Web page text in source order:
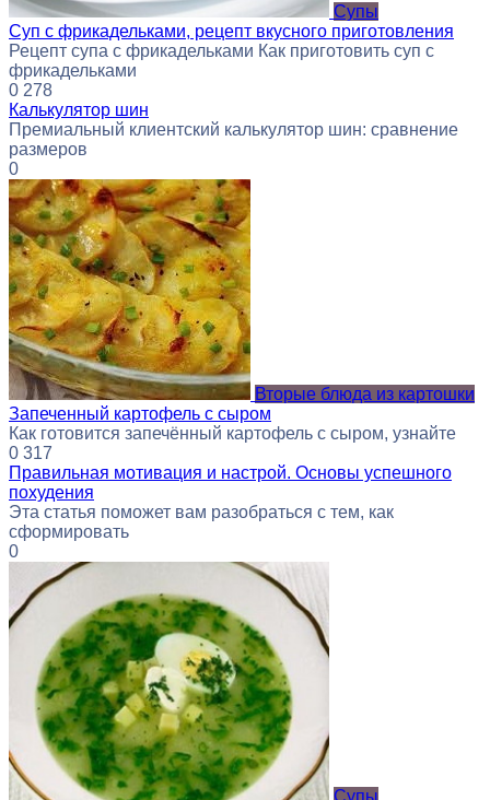
Супы
Суп с фрикадельками, рецепт вкусного приготовления
Рецепт супа с фрикадельками Как приготовить суп с
фрикадельками
0 278
Калькулятор шин
Премиальный клиентский калькулятор шин: сравнение
размеров
0
Вторые блюда из картошки
Запеченный картофель с сыром
Как готовится запечённый картофель с сыром, узнайте
0 317
Правильная мотивация и настрой. Основы успешного
похудения
Эта статья поможет вам разобраться с тем, как
сформировать
0
Супы